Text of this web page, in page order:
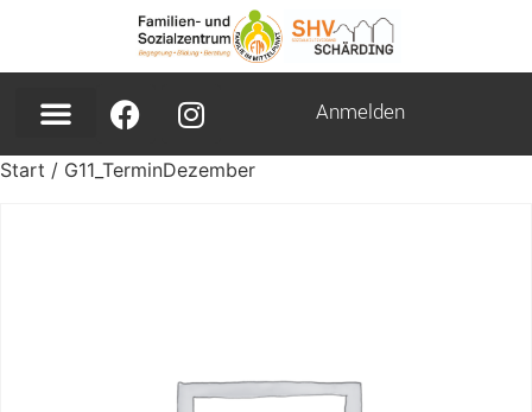
Anmelden
Start / G11_TerminDezember